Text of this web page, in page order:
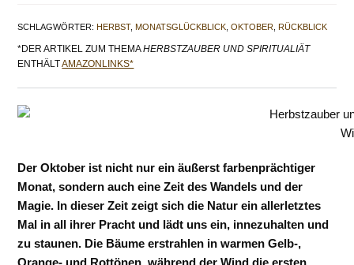
geändert
SCHLAGWÖRTER:HERBST, MONATSGLÜCKBLICK OKTOBER RÜCKBLICK
*DER ARTIKEL ZUM THEMAHERBSTZAUBER UND SPIRITUALIÄT
ENTHÄLTAMAZONLINKS*
Der Oktober ist nicht nur ein äußerst farbenprächtiger
Monat, sondern auch eine Zeit des Wandels und der
Magie. In dieser Zeit zeigt sich die Natur ein allerletztes
Mal in all ihrer Pracht und lädt uns ein, innezuhalten und
zu staunen. Die Bäume erstrahlen in warmen Gelb-,
Orange- und Rottönen, während der Wind die ersten